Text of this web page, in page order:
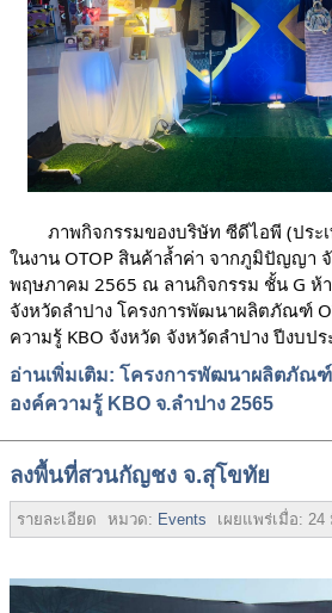
ในงาน OTOP สินค้าล้ำค่า จากภูมิปัญญา
พฤษภาคม 2565 ณ ลานกิจกรรม ชั้น G ห้า
จังหวัดลำปาง โครงการพัฒนาผลิตภัณฑ์
ความรู้ KBO จังหวัด จังหวัดลำปาง ปีงบ
อ่านเพิ่มเติม: โครงการพัฒนาผลิตภัณฑ์
องค์ความรู้ KBO จ.ลำปาง 2565
ลงพื้นที่สวนกัญชง จ.สุโขทัย
รายละเอียด หมวด: Events เผยแพร่เมื่อ: 24